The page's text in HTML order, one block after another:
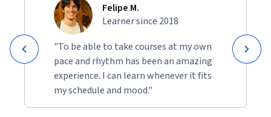
Felipe M.
Learner since 2018
"To be able to take courses at my own
pace and rhythm has been an amazing
experience. I can learn whenever it fits
my schedule and mood."